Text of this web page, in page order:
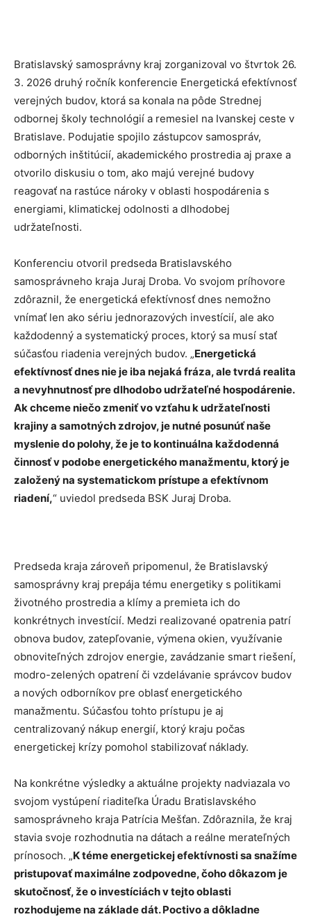
Bratislavský samosprávny kraj zorganizoval vo štvrtok 26.
3. 2026 druhý ročník konferencie Energetická efektívnosť
verejných budov, ktorá sa konala na pôde Strednej
odbornej školy technológií a remesiel na Ivanskej ceste v
Bratislave. Podujatie spojilo zástupcov samospráv,
odborných inštitúcií, akademického prostredia aj praxe a
otvorilo diskusiu o tom, ako majú verejné budovy
reagovať na rastúce nároky v oblasti hospodárenia s
energiami, klimatickej odolnosti a dlhodobej
udržateľnosti.
Konferenciu otvoril predseda Bratislavského
samosprávneho kraja Juraj Droba. Vo svojom príhovore
zdôraznil, že energetická efektívnosť dnes nemožno
vnímať len ako sériu jednorazových investícií, ale ako
každodenný a systematický proces, ktorý sa musí stať
súčasťou riadenia verejných budov. „Energetická
efektívnosť dnes nie je iba nejaká fráza, ale tvrdá realita
a nevyhnutnosť pre dlhodobo udržateľné hospodárenie.
Ak chceme niečo zmeniť vo vzťahu k udržateľnosti
krajiny a samotných zdrojov, je nutné posunúť naše
myslenie do polohy, že je to kontinuálna každodenná
činnosť v podobe energetického manažmentu, ktorý je
založený na systematickom prístupe a efektívnom
riadení,“ uviedol predseda BSK Juraj Droba.
Predseda kraja zároveň pripomenul, že Bratislavský
samosprávny kraj prepája tému energetiky s politikami
životného prostredia a klímy a premieta ich do
konkrétnych investícií. Medzi realizované opatrenia patrí
obnova budov, zatepľovanie, výmena okien, využívanie
obnoviteľných zdrojov energie, zavádzanie smart riešení,
modro-zelených opatrení či vzdelávanie správcov budov
a nových odborníkov pre oblasť energetického
manažmentu. Súčasťou tohto prístupu je aj
centralizovaný nákup energií, ktorý kraju počas
energetickej krízy pomohol stabilizovať náklady.
Na konkrétne výsledky a aktuálne projekty nadviazala vo
svojom vystúpení riaditeľka Úradu Bratislavského
samosprávneho kraja Patrícia Mešťan. Zdôraznila, že kraj
stavia svoje rozhodnutia na dátach a reálne merateľných
prínosoch. „K téme energetickej efektívnosti sa snažíme
pristupovať maximálne zodpovedne, čoho dôkazom je
skutočnosť, že o investíciách v tejto oblasti
rozhodujeme na základe dát. Poctivo a dôkladne